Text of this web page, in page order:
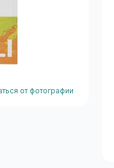
от фотографии